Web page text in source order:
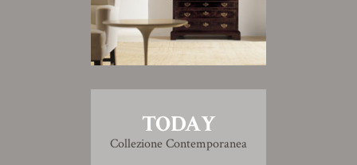
TODAY
Collezione Contemporanea